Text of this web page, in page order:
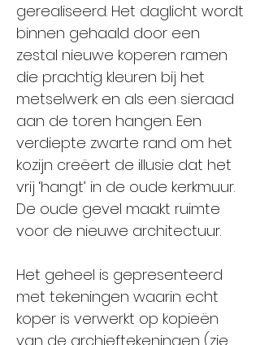
gerealiseerd. Het daglicht wordt
binnen gehaald door een
zestal nieuwe koperen ramen
die prachtig kleuren bij het
metselwerk en als een sieraad
aan de toren hangen. Een
verdiepte zwarte rand om het
kozijn creëert de illusie dat het
vrij ‘hangt’ in de oude kerkmuur.
De oude gevel maakt ruimte
voor de nieuwe architectuur.
Het geheel is gepresenteerd
met tekeningen waarin echt
koper is verwerkt op kopieën
van de archieftekeningen (zie